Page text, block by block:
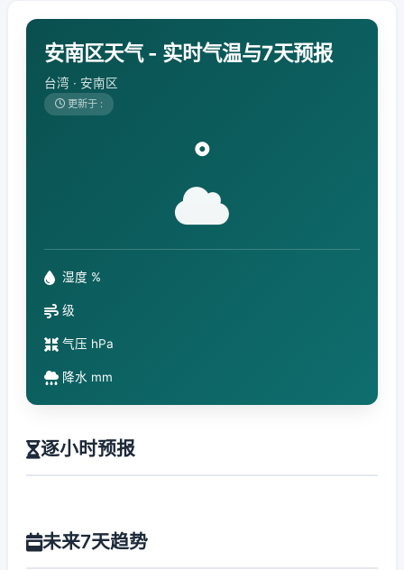
安南区天气 - 实时气温与7天预报
台湾 · 安南区
更新于 :
°
湿度 %
级
气压 hPa
降水 mm
逐小时预报
未来7天趋势